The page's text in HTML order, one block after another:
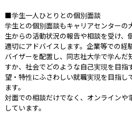
■学生一人ひとりとの個別面談
学生との個別面談もキャリアセンターの
生からの活動状況の報告や相談を受け、
適切にアドバイスします。企業等での経
バイザーを配置し、同志社大学で学んだ
すか、社会でどのような自己実現を目指
望・特性にふさわしい就職実現を目指し
ます。
対面での相談だけでなく、オンラインや
しています。